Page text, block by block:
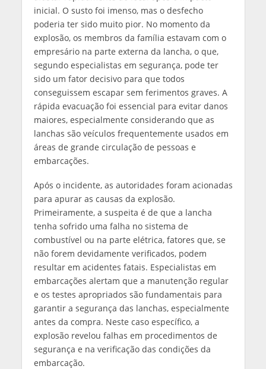
inicial. O susto foi imenso, mas o desfecho
poderia ter sido muito pior. No momento da
explosão, os membros da família estavam com o
empresário na parte externa da lancha, o que,
segundo especialistas em segurança, pode ter
sido um fator decisivo para que todos
conseguissem escapar sem ferimentos graves. A
rápida evacuação foi essencial para evitar danos
maiores, especialmente considerando que as
lanchas são veículos frequentemente usados em
áreas de grande circulação de pessoas e
embarcações.
Após o incidente, as autoridades foram acionadas
para apurar as causas da explosão.
Primeiramente, a suspeita é de que a lancha
tenha sofrido uma falha no sistema de
combustível ou na parte elétrica, fatores que, se
não forem devidamente verificados, podem
resultar em acidentes fatais. Especialistas em
embarcações alertam que a manutenção regular
e os testes apropriados são fundamentais para
garantir a segurança das lanchas, especialmente
antes da compra. Neste caso específico, a
explosão revelou falhas em procedimentos de
segurança e na verificação das condições da
embarcação.